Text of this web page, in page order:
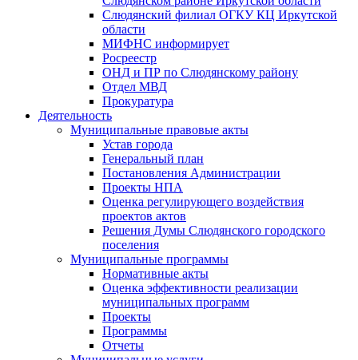
Слюдянский филиал ОГКУ КЦ Иркутской
области
МИФНС информирует
Росреестр
ОНД и ПР по Слюдянскому району
Отдел МВД
Прокуратура
Деятельность
Муниципальные правовые акты
Устав города
Генеральный план
Постановления Администрации
Проекты НПА
Оценка регулирующего воздействия
проектов актов
Решения Думы Слюдянского городского
поселения
Муниципальные программы
Нормативные акты
Оценка эффективности реализации
муниципальных программ
Проекты
Программы
Отчеты